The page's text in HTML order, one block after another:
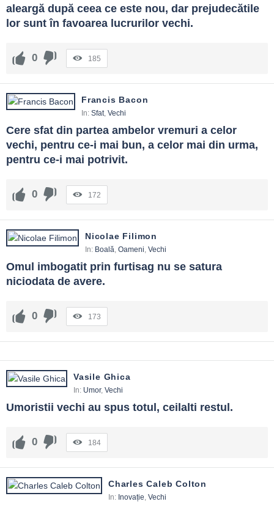
aleargă după ceea ce este nou, dar prejudecătile
lor sunt în favoarea lucrurilor vechi.
0 185
Francis Bacon
In: Sfat, Vechi
Cere sfat din partea ambelor vremuri a celor
vechi, pentru ce-i mai bun, a celor mai din urma,
pentru ce-i mai potrivit.
0 172
Nicolae Filimon
In: Boală, Oameni, Vechi
Omul imbogatit prin furtisag nu se satura
niciodata de avere.
0 173
Vasile Ghica
In: Umor, Vechi
Umoristii vechi au spus totul, ceilalti restul.
0 184
Charles Caleb Colton
In: Inovație, Vechi